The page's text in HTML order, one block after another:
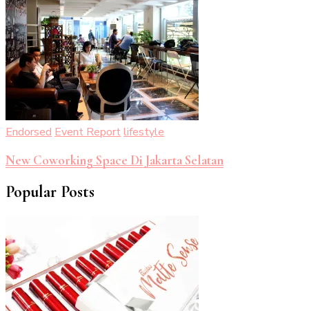
Endorsed Event Reportlifestyle
New Coworking Space Di Jakarta Selatan
Popular Posts